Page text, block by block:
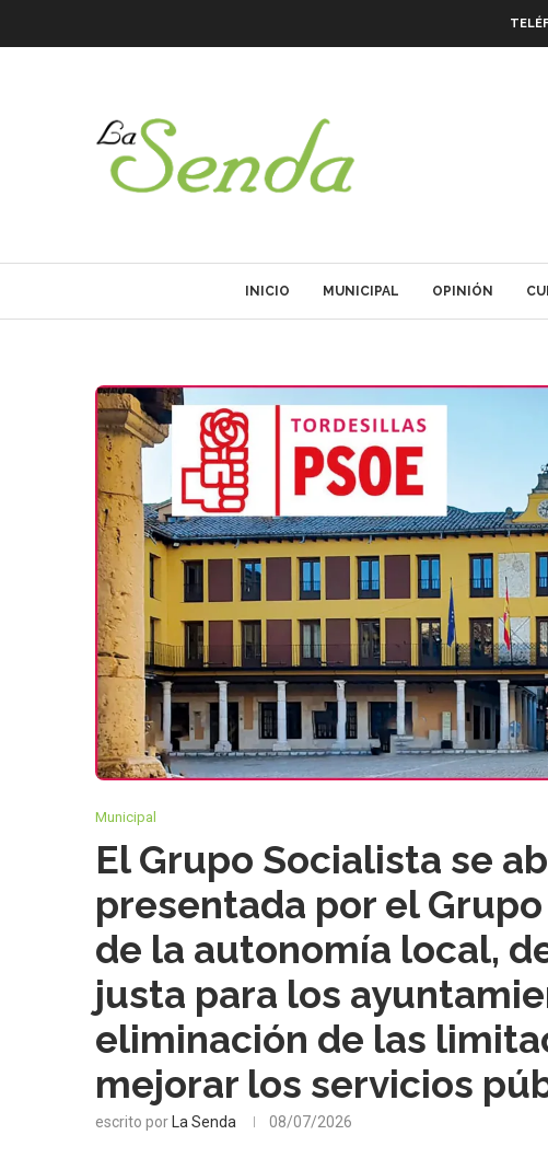
INICIO MUNICIPAL OPINIÓN
Municipal
El Grupo Socialista se
presentada por el
de la autonomía local,
justa para los
eliminación de las
mejorar los servicios
escrito por La Senda 08/07/2026